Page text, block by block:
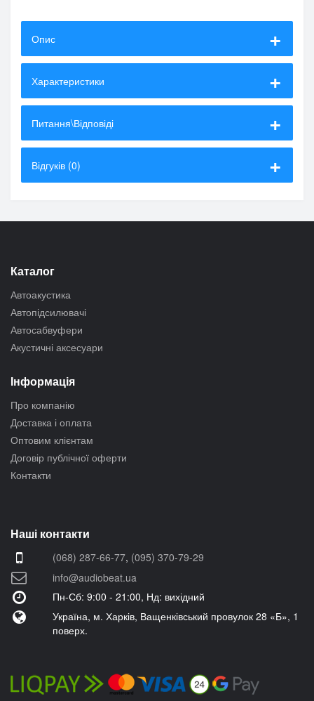
Опис
Характеристики
Питання\Відповіді
Відгуків (0)
Каталог
Автоакустика
Автопідсилювачі
Автосабвуфери
Акустичні аксесуари
Інформація
Про компанію
Доставка і оплата
Оптовим клієнтам
Договір публічної оферти
Контакти
Наші контакти
(068) 287-66-77, (095) 370-79-29
info@audiobeat.ua
Пн-Сб: 9:00 - 21:00, Нд: вихідний
Україна, м. Харків, Ващенківський провулок 28 «Б», 1
поверх.